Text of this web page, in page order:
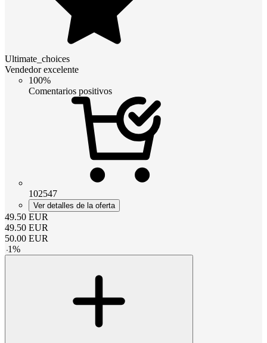
Ultimate_choices
Vendedor excelente
100%
Comentarios positivos
102547
Ver detalles de la oferta
49.50 EUR
49.50 EUR
50.00 EUR
-1%